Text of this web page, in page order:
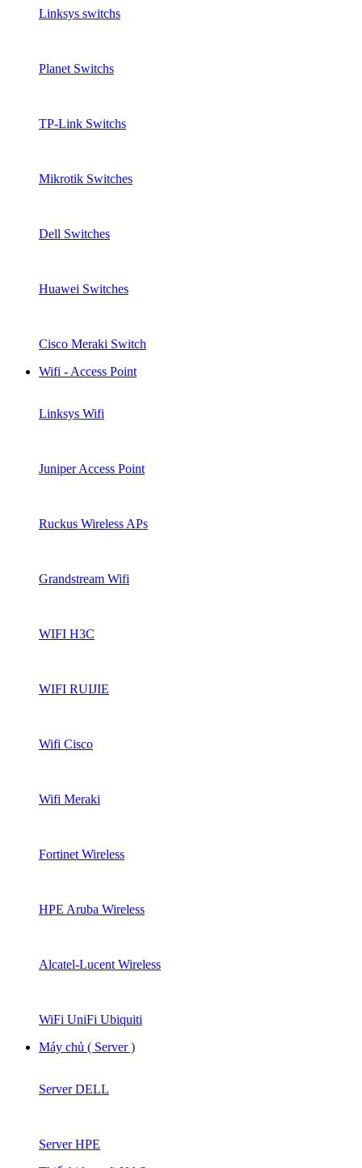
Linksys switchs
Planet Switchs
TP-Link Switchs
Mikrotik Switches
Dell Switches
Huawei Switches
Cisco Meraki Switch
Wifi - Access Point
Linksys Wifi
Juniper Access Point
Ruckus Wireless APs
Grandstream Wifi
WIFI H3C
WIFI RUIJIE
Wifi Cisco
Wifi Meraki
Fortinet Wireless
HPE Aruba Wireless
Alcatel-Lucent Wireless
WiFi UniFi Ubiquiti
Máy chủ ( Server )
Server DELL
Server HPE